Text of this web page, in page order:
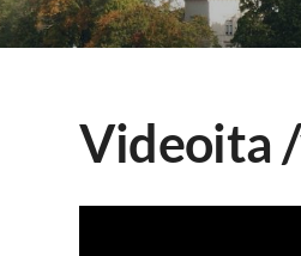
Videoita